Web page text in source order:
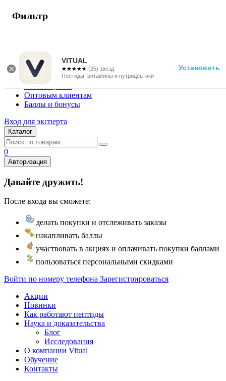
VITUAL
☆☆☆☆☆
★★★★★ (25) звезд
Пептиды, витамины и нутрицевтики
Установить
г. Москва
Vitual Peptide
+7 (800) 101-13-25
Специалистам
Поставщикам
Оптовым клиентам
Баллы и бонусы
Вход для эксперта
Каталог
0
Авторизация
Давайте дружить!
После входа вы сможете:
делать покупки и отслеживать заказы
накапливать баллы
участвовать в акциях и оплачивать покупки баллами
пользоваться персональными скидками
Войти по номеру телефона Зарегистрироваться
Акции
Новинки
Как работают пептиды
Наука и доказательства
Блог
Исследования
О компании Vitual
Обучение
Контакты
Фильтр